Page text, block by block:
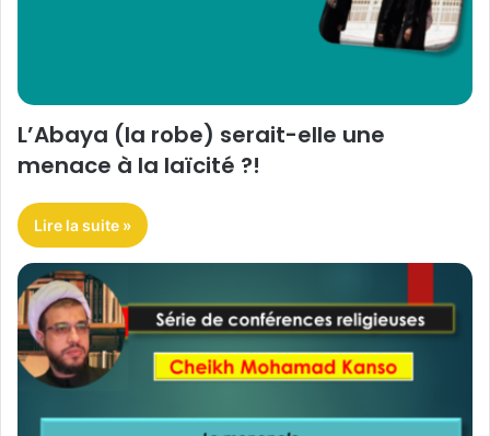
L’Abaya (la robe) serait-elle une
menace à la laïcité ?!
Lire la suite »